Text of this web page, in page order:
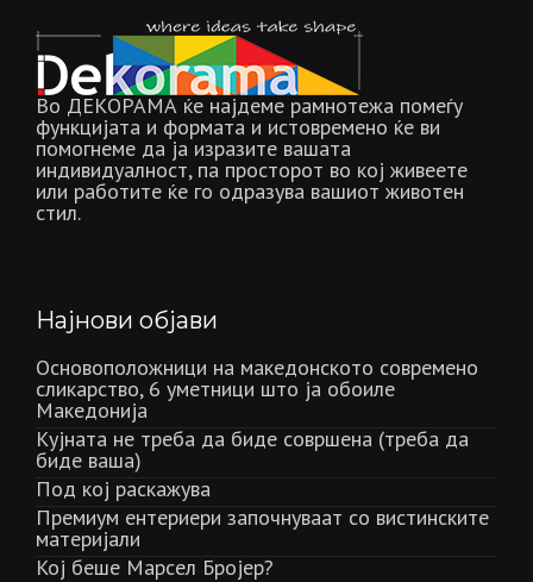
Во ДЕКОРАМА ќе најдеме рамнотежа помеѓу
функцијата и формата и истовремено ќе ви
помогнеме да ја изразите вашата
индивидуалност, па просторот во кој живеете
или работите ќе го одразува вашиот животен
стил.
Најнови објави
Основоположници на македонското современо
сликарство, 6 уметници што ја обоиле
Македонија
Кујната не треба да биде совршена (треба да
биде ваша)
Под кој раскажува
Премиум ентериери започнуваат со вистинските
материјали
Кој беше Марсел Бројер?